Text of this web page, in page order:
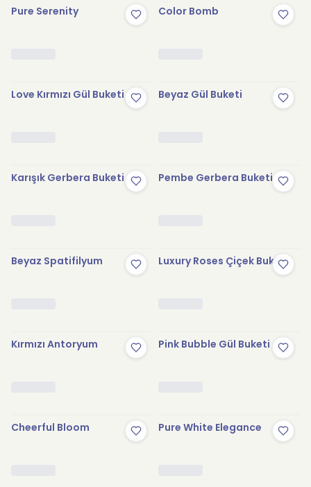
Pure Serenity Color Bomb
Love Kırmızı Gül Buketi Beyaz Gül Buketi
Karışık Gerbera Buketi Pembe Gerbera Buketi
Beyaz Spatifilyum Luxury Roses Çiçek Buketi
Kırmızı Antoryum Pink Bubble Gül Buketi
Cheerful Bloom Pure White Elegance